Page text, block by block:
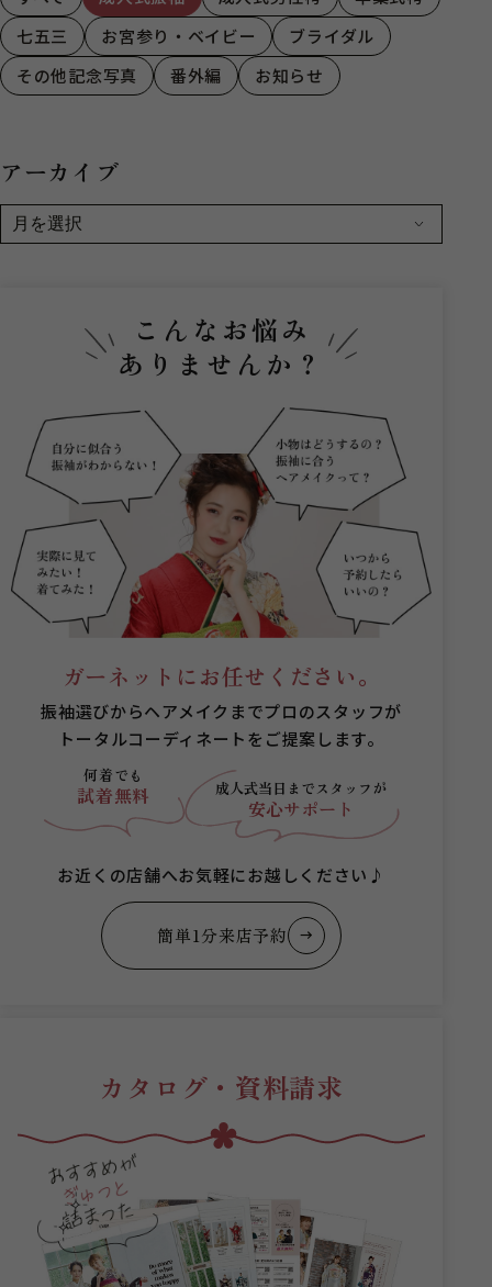
七五三
お宮参り・ベイビー
ブライダル
その他記念写真
番外編 お知らせ
アーカイブ
こんなお悩み
ありませんか？
ガーネットにお任せください。
振袖選びからヘアメイクまでプロのスタッフが
トータルコーディネートをご提案します。
何着でも
試着無料 成人式当日までスタッフが
安心サポート
お近くの店舗へお気軽にお越しください♪
簡単1分来店予約
カタログ・資料請求